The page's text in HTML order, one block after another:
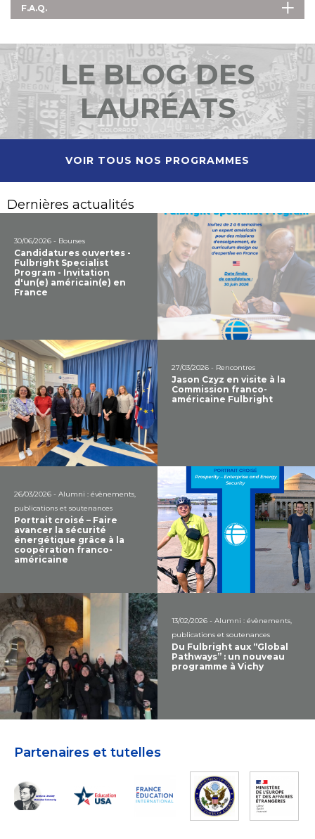
F.A.Q.
LE BLOG DES
LAURÉATS
VOIR TOUS NOS PROGRAMMES
Dernières actualités
30/06/2026 - Bourses
Candidatures ouvertes -
Fulbright Specialist
Program - Invitation
d'un(e) américain(e) en
France
27/03/2026 - Rencontres
Jason Czyz en visite à la
Commission franco-
américaine Fulbright
26/03/2026 - Alumni : évènements,
publications et soutenances
Portrait croisé – Faire
avancer la sécurité
énergétique grâce à la
coopération franco-
américaine
13/02/2026 - Alumni : évènements,
publications et soutenances
Du Fulbright aux “Global
Pathways” : un nouveau
programme à Vichy
Partenaires et tutelles